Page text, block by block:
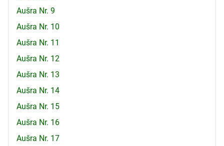
Aušra Nr. 9
Aušra Nr. 10
Aušra Nr. 11
Aušra Nr. 12
Aušra Nr. 13
Aušra Nr. 14
Aušra Nr. 15
Aušra Nr. 16
Aušra Nr. 17